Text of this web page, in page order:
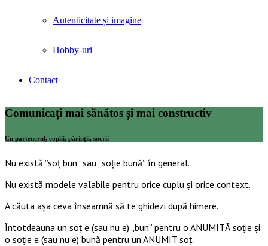
Autenticitate și imagine
Hobby-uri
Contact
Comunicați mai sănătos și mai constructiv
Cu partenerul, copiii, părinții, socrii
Nu există ”soț bun” sau „soție bună” în general.
Nu există modele valabile pentru orice cuplu și orice context.
A căuta așa ceva înseamnă să te ghidezi după himere.
Întotdeauna un soț e (sau nu e) „bun” pentru o ANUMITĂ soție și
o soție e (sau nu e) bună pentru un ANUMIT soț.